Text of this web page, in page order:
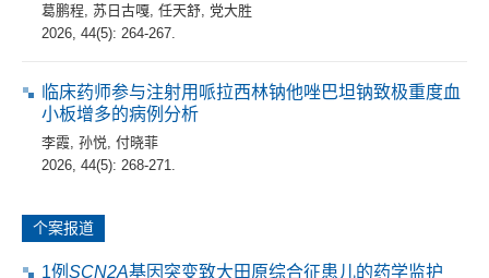
葛鹏程 苏日古嘎 任天舒 党大胜
2026, 44(5): 264-267.
临床药师参与注射用哌拉西林钠他唑巴坦钠致极重度血
小板增多的病例分析
李霞 孙悦 付晓菲
2026, 44(5): 268-271.
个案报道
1例 SCN2A基因突变致大田原综合征患儿的药学监护